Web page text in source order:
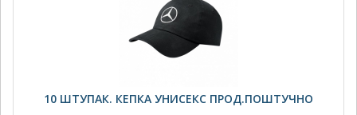
10 ШТУПАК. КЕПКА УНИСЕКС ПРОД.ПОШТУЧНО